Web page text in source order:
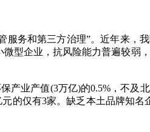
务和第三方治理”。近年来，我
型企业，抗风险能力普遍较弱
业产值(3万亿)的0.5%，不及
的仅有3家。缺乏本土品牌知名